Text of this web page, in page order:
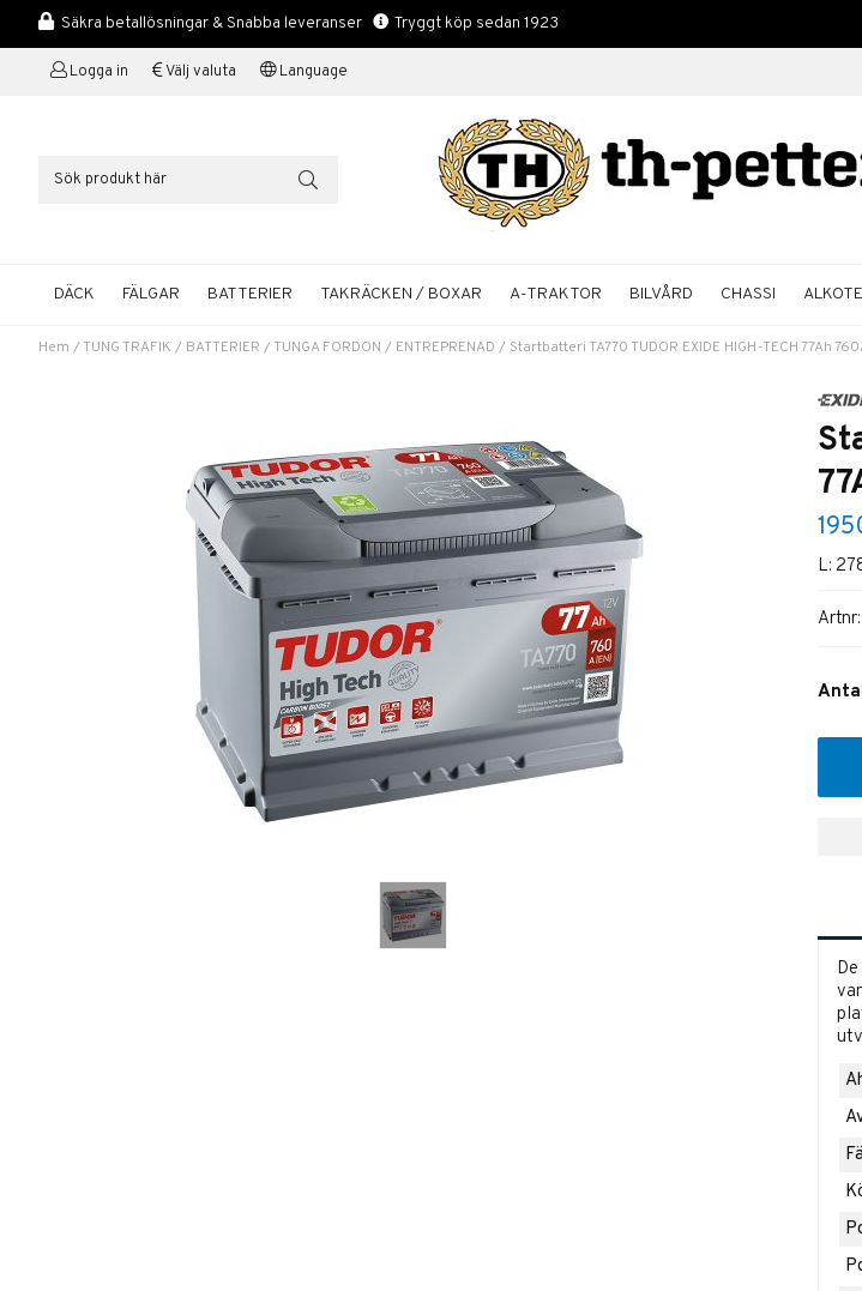
Säkra betallösningar & Snabba leveranser Tryggt köp sedan 1923
Logga in Välj valuta Language
DÄCK FÄLGAR BATTERIER TAKRÄCKEN / BOXAR A-TRAKTOR BILVÅRD CHASSI
Hem /TUNG TRAFIK / BATTERIER /TUNGA FORDON / ENTREPRENAD / Startbatteri TA770 TUDOR EXIDE HIGH-TECH 77Ah
L:
Artnr: